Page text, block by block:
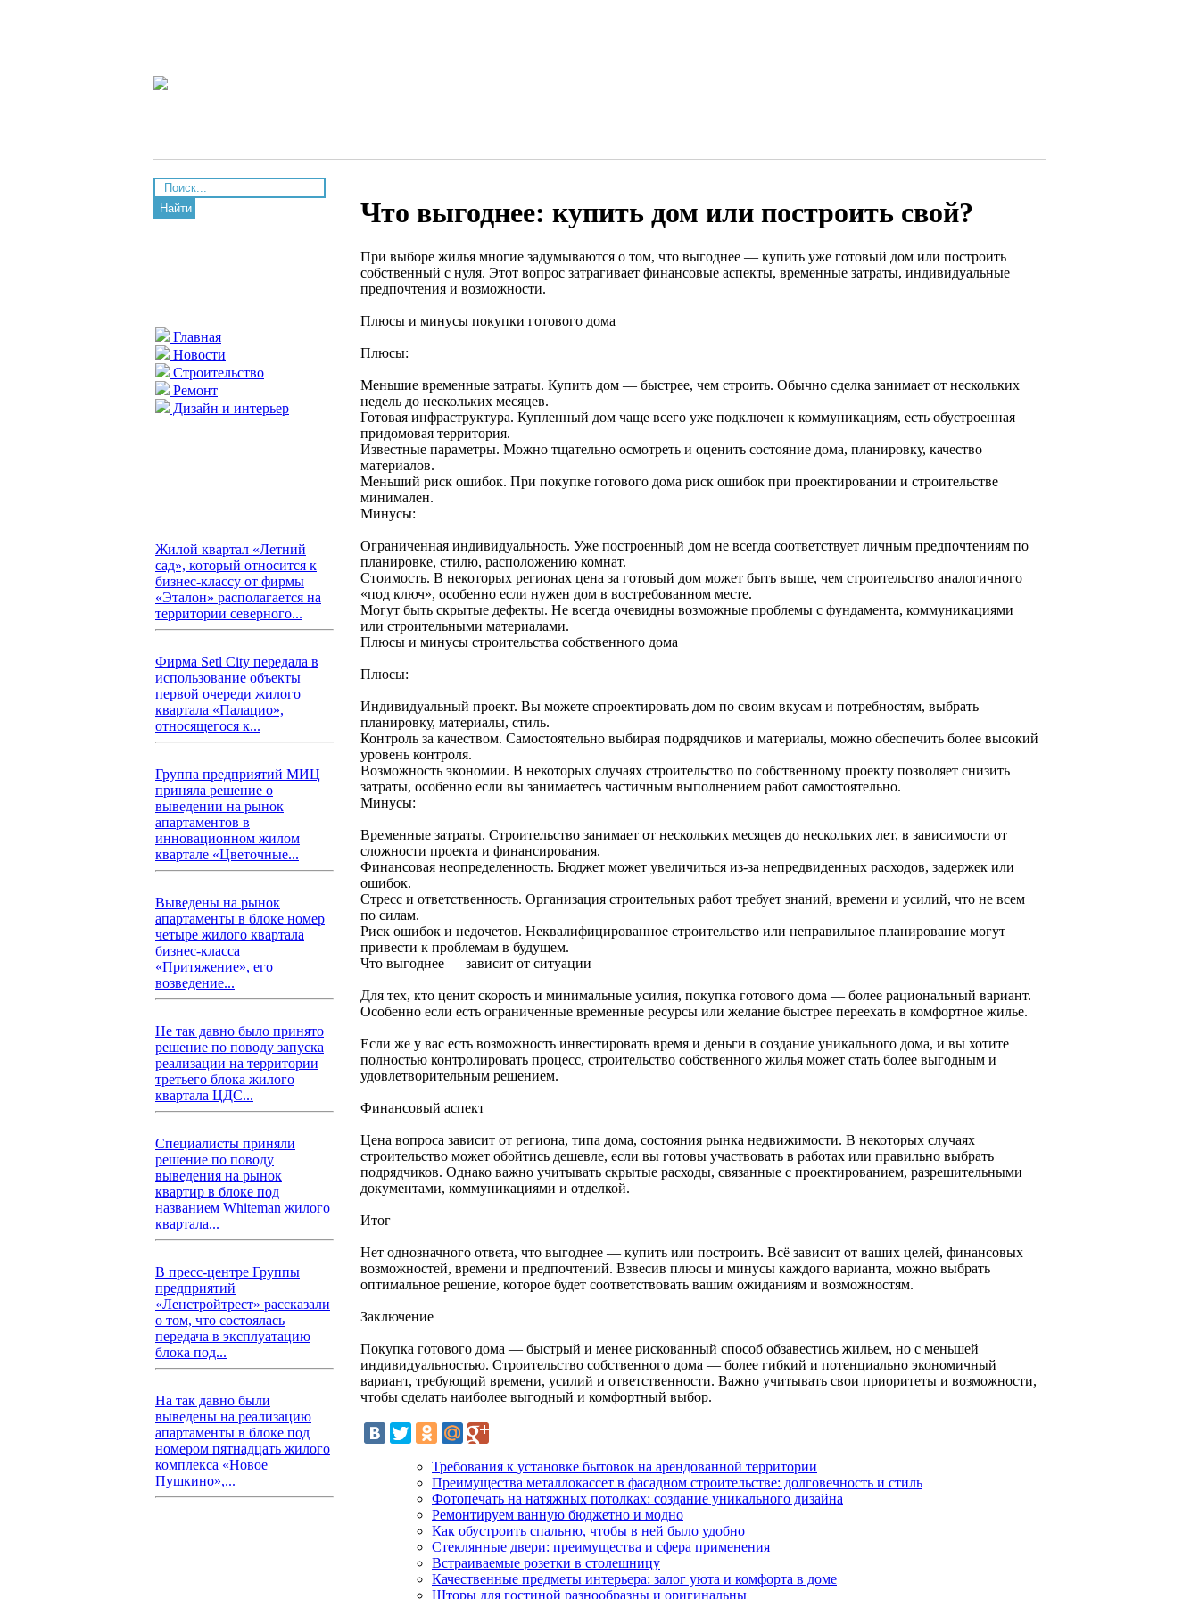
Найти
Главная
Новости
Строительство
Ремонт
Дизайн и интерьер
Жилой квартал «Летний
сад», который относится к
бизнес-классу от фирмы
«Эталон» располагается на
территории северного...
Фирма Setl City передала в
использование объекты
первой очереди жилого
квартала «Палацио»,
относящегося к...
Группа предприятий МИЦ
приняла решение о
выведении на рынок
апартаментов в
инновационном жилом
квартале «Цветочные...
Выведены на рынок
апартаменты в блоке номер
четыре жилого квартала
бизнес-класса
«Притяжение», его
возведение...
Не так давно было принято
решение по поводу запуска
реализации на территории
третьего блока жилого
квартала ЦДС...
Специалисты приняли
решение по поводу
выведения на рынок
квартир в блоке под
названием Whiteman жилого
квартала...
В пресс-центре Группы
предприятий
«Ленстройтрест» рассказали
о том, что состоялась
передача в эксплуатацию
блока под...
На так давно были
выведены на реализацию
апартаменты в блоке под
номером пятнадцать жилого
комплекса «Новое
Пушкино»,...
Что выгоднее: купить дом или построить свой?
При выборе жилья многие задумываются о том, что выгоднее — купить уже готовый дом или построить
собственный с нуля. Этот вопрос затрагивает финансовые аспекты, временные затраты, индивидуальные
предпочтения и возможности.
Плюсы и минусы покупки готового дома
Плюсы:
Меньшие временные затраты. Купить дом — быстрее, чем строить. Обычно сделка занимает от нескольких
недель до нескольких месяцев.
Готовая инфраструктура. Купленный дом чаще всего уже подключен к коммуникациям, есть обустроенная
придомовая территория.
Известные параметры. Можно тщательно осмотреть и оценить состояние дома, планировку, качество
материалов.
Меньший риск ошибок. При покупке готового дома риск ошибок при проектировании и строительстве
минимален.
Минусы:
Ограниченная индивидуальность. Уже построенный дом не всегда соответствует личным предпочтениям по
планировке, стилю, расположению комнат.
Стоимость. В некоторых регионах цена за готовый дом может быть выше, чем строительство аналогичного
«под ключ», особенно если нужен дом в востребованном месте.
Могут быть скрытые дефекты. Не всегда очевидны возможные проблемы с фундамента, коммуникациями
или строительными материалами.
Плюсы и минусы строительства собственного дома
Плюсы:
Индивидуальный проект. Вы можете спроектировать дом по своим вкусам и потребностям, выбрать
планировку, материалы, стиль.
Контроль за качеством. Самостоятельно выбирая подрядчиков и материалы, можно обеспечить более высокий
уровень контроля.
Возможность экономии. В некоторых случаях строительство по собственному проекту позволяет снизить
затраты, особенно если вы занимаетесь частичным выполнением работ самостоятельно.
Минусы:
Временные затраты. Строительство занимает от нескольких месяцев до нескольких лет, в зависимости от
сложности проекта и финансирования.
Финансовая неопределенность. Бюджет может увеличиться из-за непредвиденных расходов, задержек или
ошибок.
Стресс и ответственность. Организация строительных работ требует знаний, времени и усилий, что не всем
по силам.
Риск ошибок и недочетов. Неквалифицированное строительство или неправильное планирование могут
привести к проблемам в будущем.
Что выгоднее — зависит от ситуации
Для тех, кто ценит скорость и минимальные усилия, покупка готового дома — более рациональный вариант.
Особенно если есть ограниченные временные ресурсы или желание быстрее переехать в комфортное жилье.
Если же у вас есть возможность инвестировать время и деньги в создание уникального дома, и вы хотите
полностью контролировать процесс, строительство собственного жилья может стать более выгодным и
удовлетворительным решением.
Финансовый аспект
Цена вопроса зависит от региона, типа дома, состояния рынка недвижимости. В некоторых случаях
строительство может обойтись дешевле, если вы готовы участвовать в работах или правильно выбрать
подрядчиков. Однако важно учитывать скрытые расходы, связанные с проектированием, разрешительными
документами, коммуникациями и отделкой.
Итог
Нет однозначного ответа, что выгоднее — купить или построить. Всё зависит от ваших целей, финансовых
возможностей, времени и предпочтений. Взвесив плюсы и минусы каждого варианта, можно выбрать
оптимальное решение, которое будет соответствовать вашим ожиданиям и возможностям.
Заключение
Покупка готового дома — быстрый и менее рискованный способ обзавестись жильем, но с меньшей
индивидуальностью. Строительство собственного дома — более гибкий и потенциально экономичный
вариант, требующий времени, усилий и ответственности. Важно учитывать свои приоритеты и возможности,
чтобы сделать наиболее выгодный и комфортный выбор.
Требования к установке бытовок на арендованной территории
Преимущества металлокассет в фасадном строительстве: долговечность и стиль
Фотопечать на натяжных потолках: создание уникального дизайна
Ремонтируем ванную бюджетно и модно
Как обустроить спальню, чтобы в ней было удобно
Стеклянные двери: преимущества и сфера применения
Встраиваемые розетки в столешницу
Качественные предметы интерьера: залог уюта и комфорта в доме
Шторы для гостиной разнообразны и оригинальны